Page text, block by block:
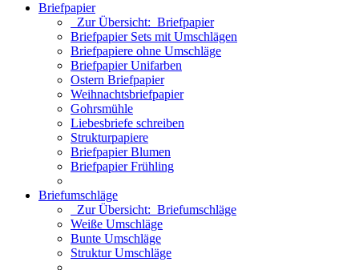
Briefpapier
Zur Übersicht: Briefpapier
Briefpapier Sets mit Umschlägen
Briefpapiere ohne Umschläge
Briefpapier Unifarben
Ostern Briefpapier
Weihnachtsbriefpapier
Gohrsmühle
Liebesbriefe schreiben
Strukturpapiere
Briefpapier Blumen
Briefpapier Frühling
Briefumschläge
Zur Übersicht: Briefumschläge
Weiße Umschläge
Bunte Umschläge
Struktur Umschläge